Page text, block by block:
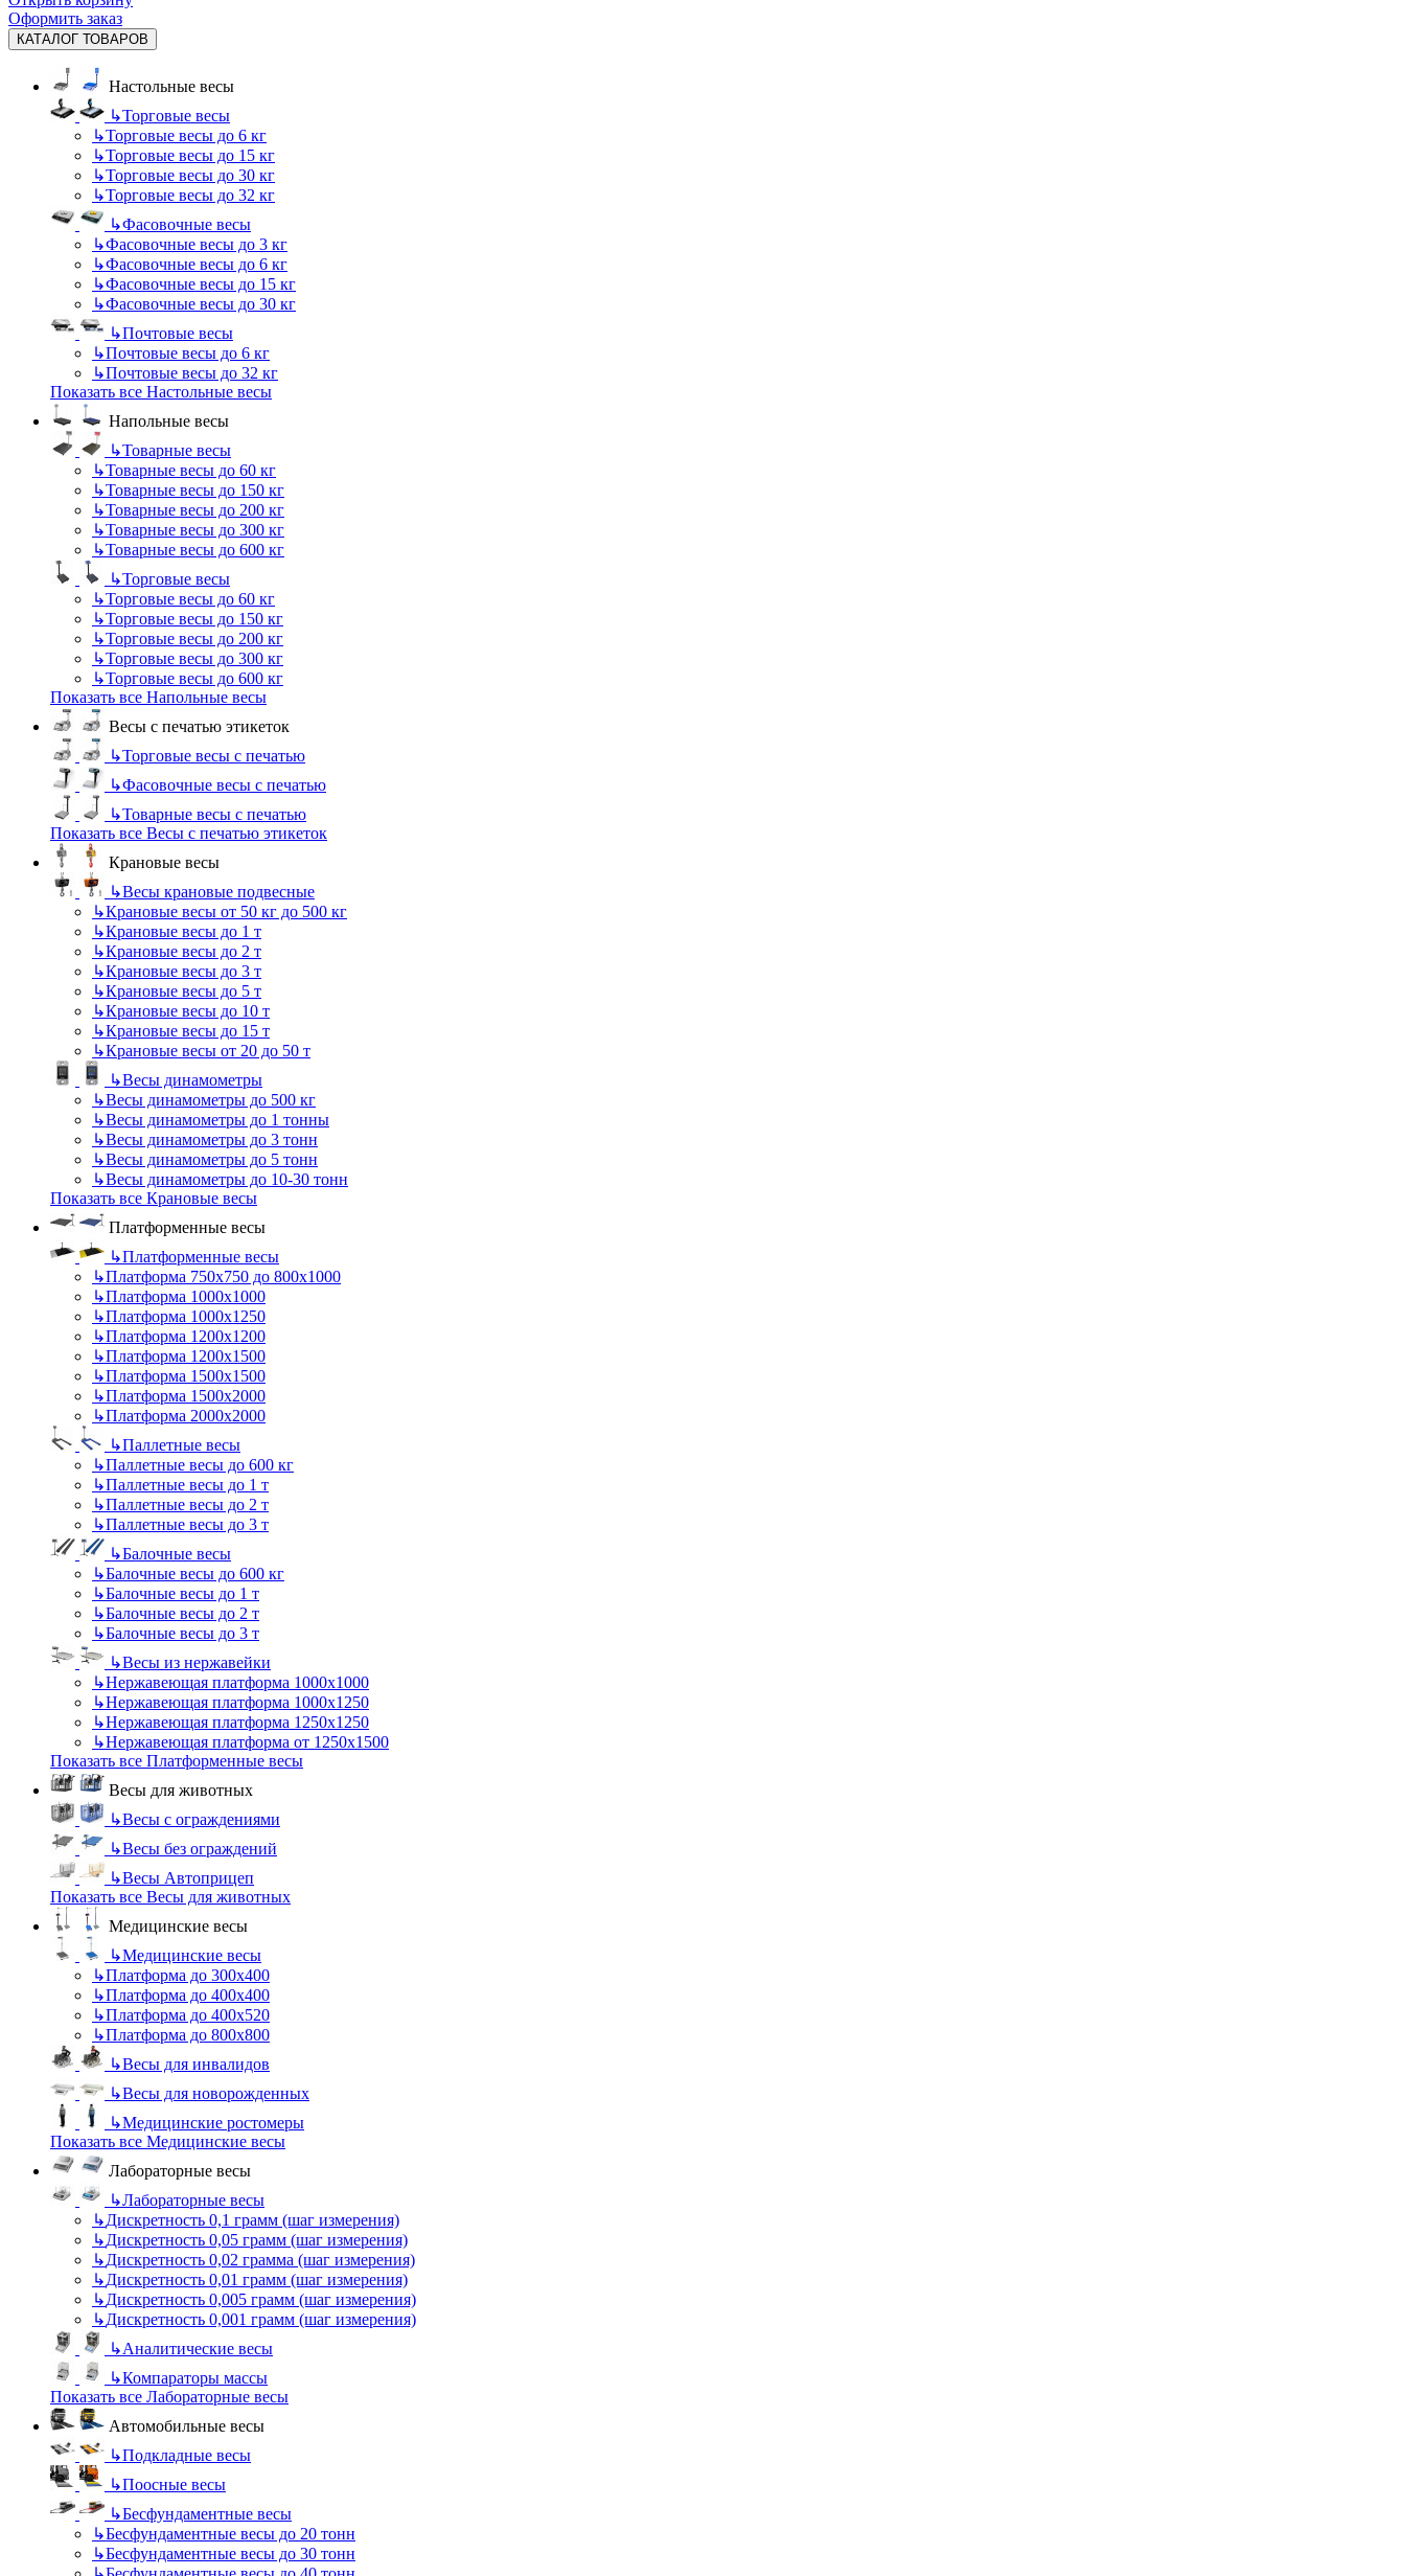
Оформить заказ
КАТАЛОГ ТОВАРОВ
Настольные весы
↳Торговые весы
↳Торговые весы до 6 кг
↳Торговые весы до 15 кг
↳Торговые весы до 30 кг
↳Торговые весы до 32 кг
↳Фасовочные весы
↳Фасовочные весы до 3 кг
↳Фасовочные весы до 6 кг
↳Фасовочные весы до 15 кг
↳Фасовочные весы до 30 кг
↳Почтовые весы
↳Почтовые весы до 6 кг
↳Почтовые весы до 32 кг
Показать все Настольные весы
Напольные весы
↳Товарные весы
↳Товарные весы до 60 кг
↳Товарные весы до 150 кг
↳Товарные весы до 200 кг
↳Товарные весы до 300 кг
↳Товарные весы до 600 кг
↳Торговые весы
↳Торговые весы до 60 кг
↳Торговые весы до 150 кг
↳Торговые весы до 200 кг
↳Торговые весы до 300 кг
↳Торговые весы до 600 кг
Показать все Напольные весы
Весы с печатью этикеток
↳Торговые весы с печатью
↳Фасовочные весы с печатью
↳Товарные весы с печатью
Показать все Весы с печатью этикеток
Крановые весы
↳Весы крановые подвесные
↳Крановые весы от 50 кг до 500 кг
↳Крановые весы до 1 т
↳Крановые весы до 2 т
↳Крановые весы до 3 т
↳Крановые весы до 5 т
↳Крановые весы до 10 т
↳Крановые весы до 15 т
↳Крановые весы от 20 до 50 т
↳Весы динамометры
↳Весы динамометры до 500 кг
↳Весы динамометры до 1 тонны
↳Весы динамометры до 3 тонн
↳Весы динамометры до 5 тонн
↳Весы динамометры до 10-30 тонн
Показать все Крановые весы
Платформенные весы
↳Платформенные весы
↳Платформа 750х750 до 800х1000
↳Платформа 1000х1000
↳Платформа 1000х1250
↳Платформа 1200х1200
↳Платформа 1200х1500
↳Платформа 1500х1500
↳Платформа 1500х2000
↳Платформа 2000х2000
↳Паллетные весы
↳Паллетные весы до 600 кг
↳Паллетные весы до 1 т
↳Паллетные весы до 2 т
↳Паллетные весы до 3 т
↳Балочные весы
↳Балочные весы до 600 кг
↳Балочные весы до 1 т
↳Балочные весы до 2 т
↳Балочные весы до 3 т
↳Весы из нержавейки
↳Нержавеющая платформа 1000х1000
↳Нержавеющая платформа 1000х1250
↳Нержавеющая платформа 1250х1250
↳Нержавеющая платформа от 1250х1500
Показать все Платформенные весы
Весы для животных
↳Весы с ограждениями
↳Весы без ограждений
↳Весы Автоприцеп
Показать все Весы для животных
Медицинские весы
↳Медицинские весы
↳Платформа до 300х400
↳Платформа до 400х400
↳Платформа до 400х520
↳Платформа до 800х800
↳Весы для инвалидов
↳Весы для новорожденных
↳Медицинские ростомеры
Показать все Медицинские весы
Лабораторные весы
↳Лабораторные весы
↳Дискретность 0,1 грамм (шаг измерения)
↳Дискретность 0,05 грамм (шаг измерения)
↳Дискретность 0,02 грамма (шаг измерения)
↳Дискретность 0,01 грамм (шаг измерения)
↳Дискретность 0,005 грамм (шаг измерения)
↳Дискретность 0,001 грамм (шаг измерения)
↳Аналитические весы
↳Компараторы массы
Показать все Лабораторные весы
Автомобильные весы
↳Подкладные весы
↳Поосные весы
↳Бесфундаментные весы
↳Бесфундаментные весы до 20 тонн
↳Бесфундаментные весы до 30 тонн